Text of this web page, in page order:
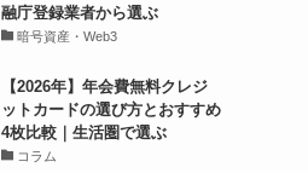
融庁登録業者から選ぶ
暗号資産・Web3
【2026年】年会費無料クレジ
ットカードの選び方とおすすめ
4枚比較｜生活圏で選ぶ
コラム